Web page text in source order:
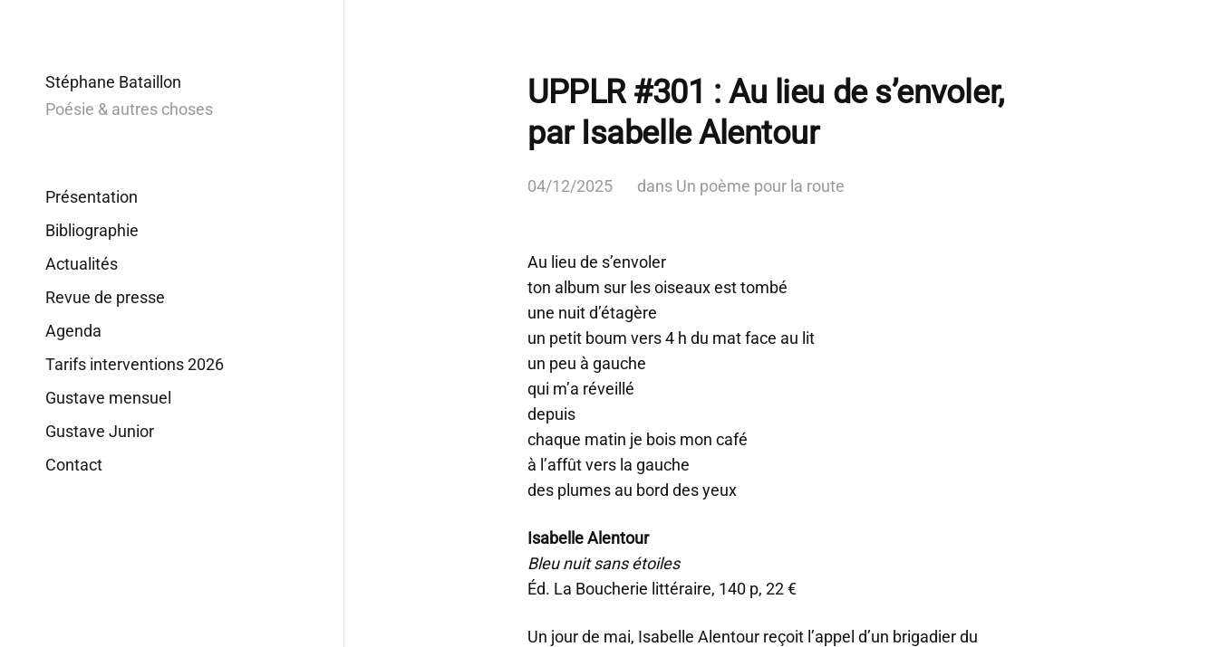
Stéphane Bataillon
Poésie & autres choses
Présentation
Bibliographie
Actualités
Revue de presse
Agenda
Tarifs interventions 2026
Gustave mensuel
Gustave Junior
Contact
UPPLR #301 : Au lieu de s’envoler,
par Isabelle Alentour
04/12/2025 dans Un poème pour la route
Au lieu de s’envoler
ton album sur les oiseaux est tombé
une nuit d’étagère
un petit boum vers 4 h du mat face au lit
un peu à gauche
qui m’a réveillé
depuis
chaque matin je bois mon café
à l’affût vers la gauche
des plumes au bord des yeux
Isabelle Alentour
Bleu nuit sans étoiles
Éd. La Boucherie littéraire, 140 p, 22 €
Un jour de mai, Isabelle Alentour reçoit l’appel d’un brigadier du